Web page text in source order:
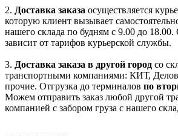
2. Доставка заказа осуществляется
которую клиент вызывает
нашего склада по будням с 9.00 до 18.00.
зависит от тарифов курьерской службы.
3. Доставка заказа в другой город со
транспортными компаниями: КИТ,
прочие. Отгрузка до терминалов по
Можем отправить заказ любой другой
компанией с забором груза с нашего